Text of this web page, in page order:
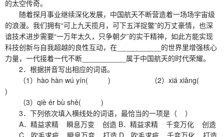
的太空传奇。
随着探月事业继续深化发展，中国航天不断营造着一场场宇宙级
的浪漫。我们拥有“可上九天揽月，可下五洋捉鳖”的万丈豪情，也深
谙技术进步需要“一万年太久，只争朝夕”的实干精神，如此方能实现
科技创新与自我超越的良性互动，在___________的世界里增强核心
力量，一代接着一代不断___________属于中国航天的时代荣耀。
2．根据拼音写出相应的词语。
（1）hào hàn wú yín( ) （2）xiá xiǎng(
)
（3）qiè ér bù shě( )
3．下列依次填入横线处的词语，最恰当的一项是（ ）
A．精益求精 瞬息万变 创造 B．精益求精 千变万化 创造
C．吹毛求疵 瞬息万变 打造 D．吹毛求疵 千变万化 打造